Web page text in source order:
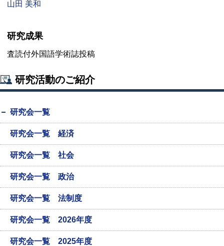
山田 美和
研究成果
査読付外国語学術誌投稿
研究活動のご紹介
研究会一覧
研究会一覧 経済
研究会一覧 社会
研究会一覧 政治
研究会一覧 法制度
研究会一覧 2026年度
研究会一覧 2025年度